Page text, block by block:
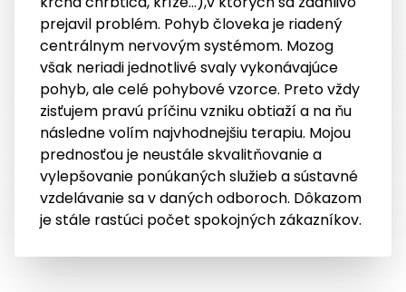
prejavil problém. Pohyb človeka je riadený
centrálnym nervovým systémom. Mozog
však neriadi jednotlivé svaly vykonávajúce
pohyb, ale celé pohybové vzorce. Preto vždy
zisťujem pravú príčinu vzniku obtiaží a na ňu
následne volím najvhodnejšiu terapiu. Mojou
prednosťou je neustále skvalitňovanie a
vylepšovanie ponúkaných služieb a sústavné
vzdelávanie sa v daných odboroch. Dôkazom
je stále rastúci počet spokojných zákazníkov.